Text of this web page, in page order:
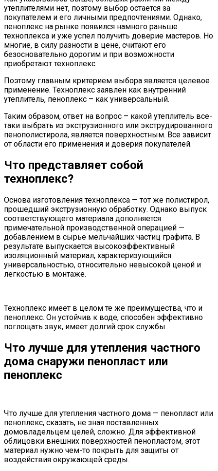
утеплителями нет, поэтому выбор остается за
покупателем и его личными предпочтениями. Однако,
пеноплекс на рынке появился намного раньше
техноплекса и уже успел получить доверие мастеров. Но
многие, в силу разности в цене, считают его
безосновательно дорогим и при возможности
приобретают техноплекс.
Поэтому главным критерием выбора является целевое
применение. Техноплекс заявлен как внутренний
утеплитель, пеноплекс – как универсальный.
Таким образом, ответ на вопрос – какой утеплитель все-
таки выбрать из экструзионного или экструдированного
пенополистирола, является поверхностным. Все зависит
от области его применения и доверия покупателей.
Что представляет собой
техноплекс?
Основа изготовления техноплекса — тот же полистирол,
прошедший экструзионную обработку. Однако выпуск
соответствующего материала дополняется
примечательной производственной операцией —
добавлением в сырье мельчайших частиц графита. В
результате выпускается высокоэффективный
изоляционный материал, характеризующийся
универсальностью, относительно невысокой ценой и
легкостью в монтаже.
Техноплекс имеет в целом те же преимущества, что и
пеноплекс. Он устойчив к воде, способен эффективно
поглощать звук, имеет долгий срок службы.
Что лучше для утепления частного
дома снаружи пенопласт или
пеноплекс
Что лучше для утепления частного дома — пенопласт или
пеноплекс, сказать, не зная поставленных
домовладельцем целей, сложно. Для эффективной
облицовки внешних поверхностей пенопластом, этот
материал нужно чем-то покрыть для защиты от
воздействия окружающей среды.